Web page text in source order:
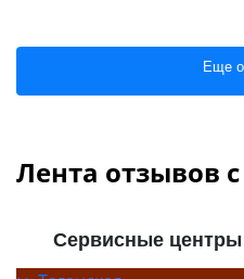
Еще
Лента отзывов
Сервисные